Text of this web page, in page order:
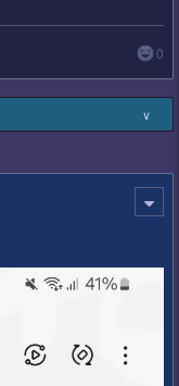
0
∨